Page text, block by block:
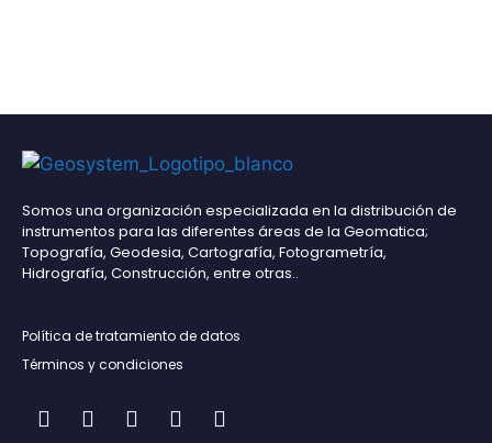
Somos una organización especializada en la distribución de
instrumentos para las diferentes áreas de la Geomatica;
Topografía, Geodesia, Cartografía, Fotogrametría,
Hidrografía, Construcción, entre otras..
Política de tratamiento de datos
Términos y condiciones